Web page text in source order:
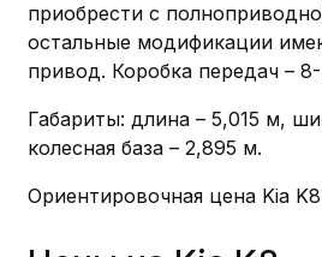
приобрести с
остальные модификации
привод. Коробка передач –
Габариты: длина – 5,015 м,
колесная база – 2,895 м.
Ориентировочная цена Kia